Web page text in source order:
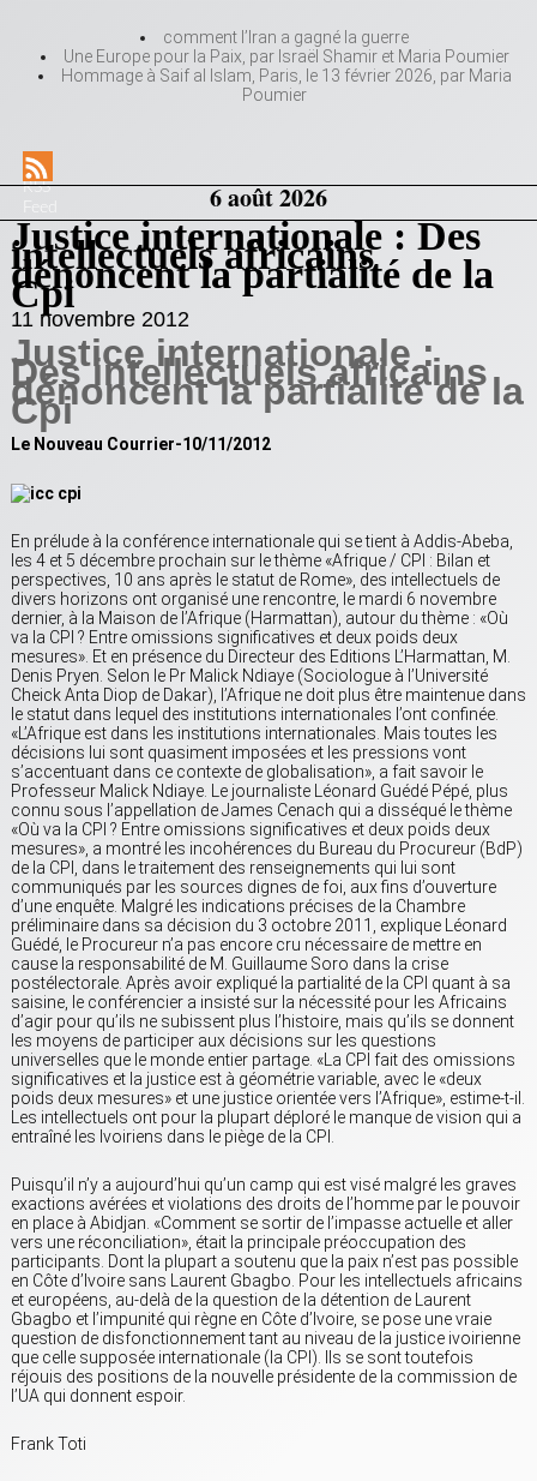
comment l’Iran a gagné la guerre
Une Europe pour la Paix, par Israël Shamir et Maria Poumier
Hommage à Saif al Islam, Paris, le 13 février 2026, par Maria
Poumier
RSS
6 août 2026
Justice internationale : Des
intellectuels africains
dénoncent la partialité de la
Cpi
11 novembre 2012
Justice internationale :
Des intellectuels africains
dénoncent la partialité de la
Cpi
Le Nouveau Courrier-10/11/2012
En prélude à la conférence internationale qui se tient à Addis-Abeba,
les 4 et 5 décembre prochain sur le thème «Afrique / CPI : Bilan et
perspectives, 10 ans après le statut de Rome», des intellectuels de
divers horizons ont organisé une rencontre, le mardi 6 novembre
dernier, à la Maison de l’Afrique (Harmattan), autour du thème : «Où
va la CPI ? Entre omissions significatives et deux poids deux
mesures». Et en présence du Directeur des Editions L’Harmattan, M.
Denis Pryen. Selon le Pr Malick Ndiaye (Sociologue à l’Université
Cheick Anta Diop de Dakar), l’Afrique ne doit plus être maintenue dans
le statut dans lequel des institutions internationales l’ont confinée.
«L’Afrique est dans les institutions internationales. Mais toutes les
décisions lui sont quasiment imposées et les pressions vont
s’accentuant dans ce contexte de globalisation», a fait savoir le
Professeur Malick Ndiaye. Le journaliste Léonard Guédé Pépé, plus
connu sous l’appellation de James Cenach qui a disséqué le thème
«Où va la CPI ? Entre omissions significatives et deux poids deux
mesures», a montré les incohérences du Bureau du Procureur (BdP)
de la CPI, dans le traitement des renseignements qui lui sont
communiqués par les sources dignes de foi, aux fins d’ouverture
d’une enquête. Malgré les indications précises de la Chambre
préliminaire dans sa décision du 3 octobre 2011, explique Léonard
Guédé, le Procureur n’a pas encore cru nécessaire de mettre en
cause la responsabilité de M. Guillaume Soro dans la crise
postélectorale. Après avoir expliqué la partialité de la CPI quant à sa
saisine, le conférencier a insisté sur la nécessité pour les Africains
d’agir pour qu’ils ne subissent plus l’histoire, mais qu’ils se donnent
les moyens de participer aux décisions sur les questions
universelles que le monde entier partage. «La CPI fait des omissions
significatives et la justice est à géométrie variable, avec le «deux
poids deux mesures» et une justice orientée vers l’Afrique», estime-t-il.
Les intellectuels ont pour la plupart déploré le manque de vision qui a
entraîné les Ivoiriens dans le piège de la CPI.
Puisqu’il n’y a aujourd’hui qu’un camp qui est visé malgré les graves
exactions avérées et violations des droits de l’homme par le pouvoir
en place à Abidjan. «Comment se sortir de l’impasse actuelle et aller
vers une réconciliation», était la principale préoccupation des
participants. Dont la plupart a soutenu que la paix n’est pas possible
en Côte d’Ivoire sans Laurent Gbagbo. Pour les intellectuels africains
et européens, au-delà de la question de la détention de Laurent
Gbagbo et l’impunité qui règne en Côte d’Ivoire, se pose une vraie
question de disfonctionnement tant au niveau de la justice ivoirienne
que celle supposée internationale (la CPI). Ils se sont toutefois
réjouis des positions de la nouvelle présidente de la commission de
l’UA qui donnent espoir.
Frank Toti